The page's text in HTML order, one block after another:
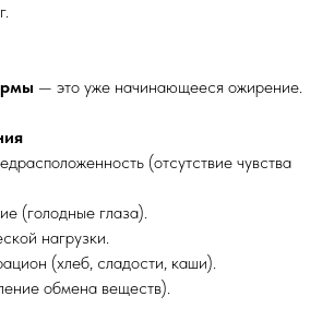
— это уже начинающееся ожирение.
(отсутствие чувства
(голодные глаза).
нагрузки.
(хлеб, сладости, каши).
обмена веществ).